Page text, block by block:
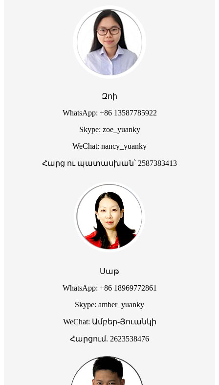
Զոի
WhatsApp: +86 13587785922
Skype: zoe_yuanky
WeChat: nancy_yuanky
Հարց ու պատասխան՝ 2587383413
Սաթ
WhatsApp: +86 18969772861
Skype: amber_yuanky
WeChat: Ամբեր-Յուանկի
Հարցում. 2623538476